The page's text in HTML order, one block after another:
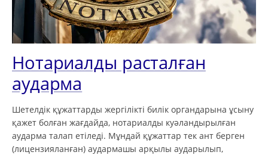
Нотариалды расталған
аударма
Шетелдік құжаттарды жергілікті билік органдарына ұсыну
қажет болған жағдайда, нотариалды куәландырылған
аударма талап етіледі. Мұндай құжаттар тек ант берген
(лицензияланған) аудармашы арқылы аударылып,